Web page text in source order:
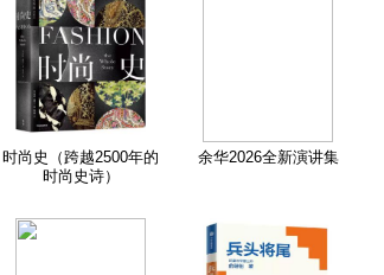
时尚史（跨越2500年的
时尚史诗）
余华2026全新演讲集